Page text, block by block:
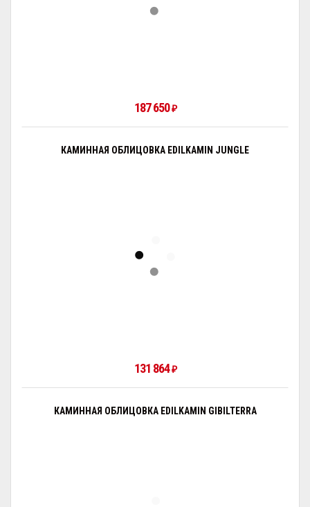
187 650₽
КАМИННАЯ ОБЛИЦОВКА EDILKAMIN JUNGLE
131 864₽
КАМИННАЯ ОБЛИЦОВКА EDILKAMIN GIBILTERRA